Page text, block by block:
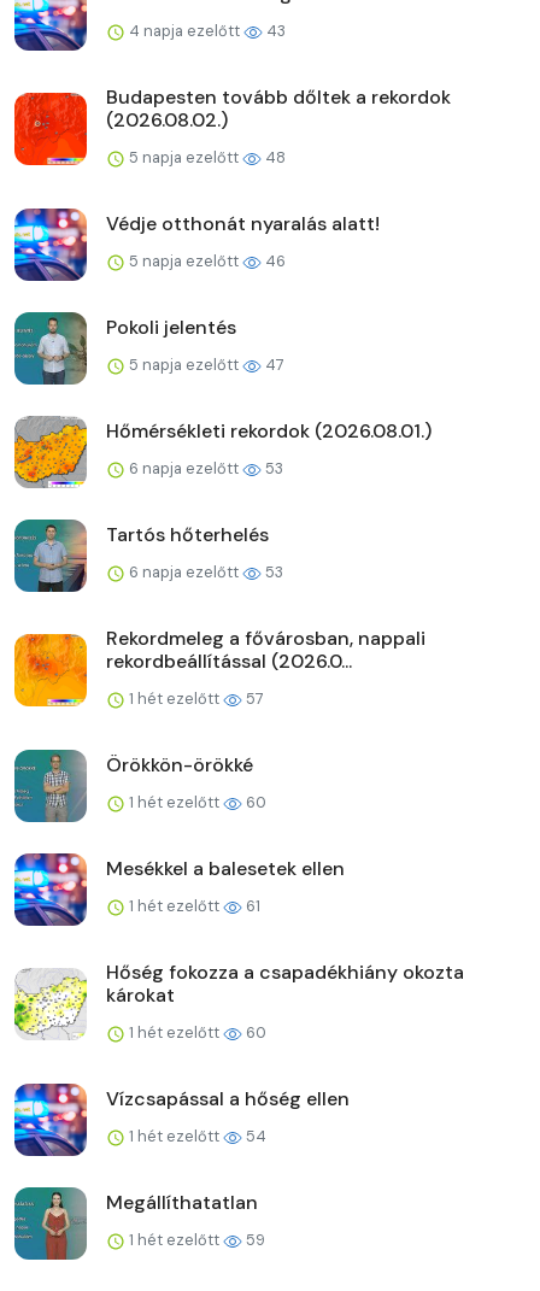
4 napja ezelőtt 43
Budapesten tovább dőltek a rekordok
(2026.08.02.)
5 napja ezelőtt 48
Védje otthonát nyaralás alatt!
5 napja ezelőtt 46
Pokoli jelentés
5 napja ezelőtt 47
Hőmérsékleti rekordok (2026.08.01.)
6 napja ezelőtt 53
Tartós hőterhelés
6 napja ezelőtt 53
Rekordmeleg a fővárosban, nappali
rekordbeállítással (2026.0...
1 hét ezelőtt 57
Örökkön-örökké
1 hét ezelőtt 60
Mesékkel a balesetek ellen
1 hét ezelőtt 61
Hőség fokozza a csapadékhiány okozta
károkat
1 hét ezelőtt 60
Vízcsapással a hőség ellen
1 hét ezelőtt 54
Megállíthatatlan
1 hét ezelőtt 59